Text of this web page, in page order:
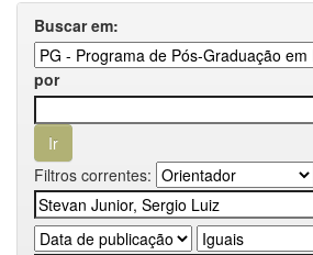
Buscar em:
por
Filtros correntes: